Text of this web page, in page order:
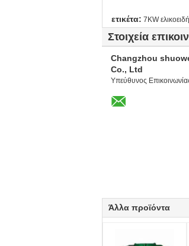
ετικέτα: 7KW
Στοιχεία
Changzhou
Co., Ltd
Υπεύθυνος
Άλλα προϊόντα